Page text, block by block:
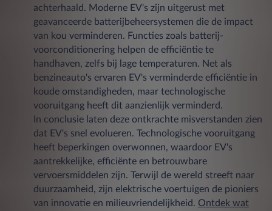
achterhaald. Moderne EV's zijn uitgerust met
geavanceerde batterijbeheersystemen die de impact
van kou verminderen. Functies zoals batterij-
voorconditionering helpen de efficiëntie te
handhaven, zelfs bij lage temperaturen. Net als
benzineauto's ervaren EV's verminderde efficiëntie in
koude omstandigheden, maar technologische
vooruitgang heeft dit aanzienlijk verminderd.
In conclusie laten deze ontkrachte misverstanden zien
dat EV's snel evolueren. Technologische vooruitgang
heeft beperkingen overwonnen, waardoor EV's
aantrekkelijke, efficiënte en betrouwbare
vervoersmiddelen zijn. Terwijl de wereld streeft naar
duurzaamheid, zijn elektrische voertuigen de pioniers
van innovatie en milieuvriendelijkheid. Ontdek wat